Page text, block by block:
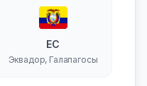
EC
Эквадор, Галапагосы